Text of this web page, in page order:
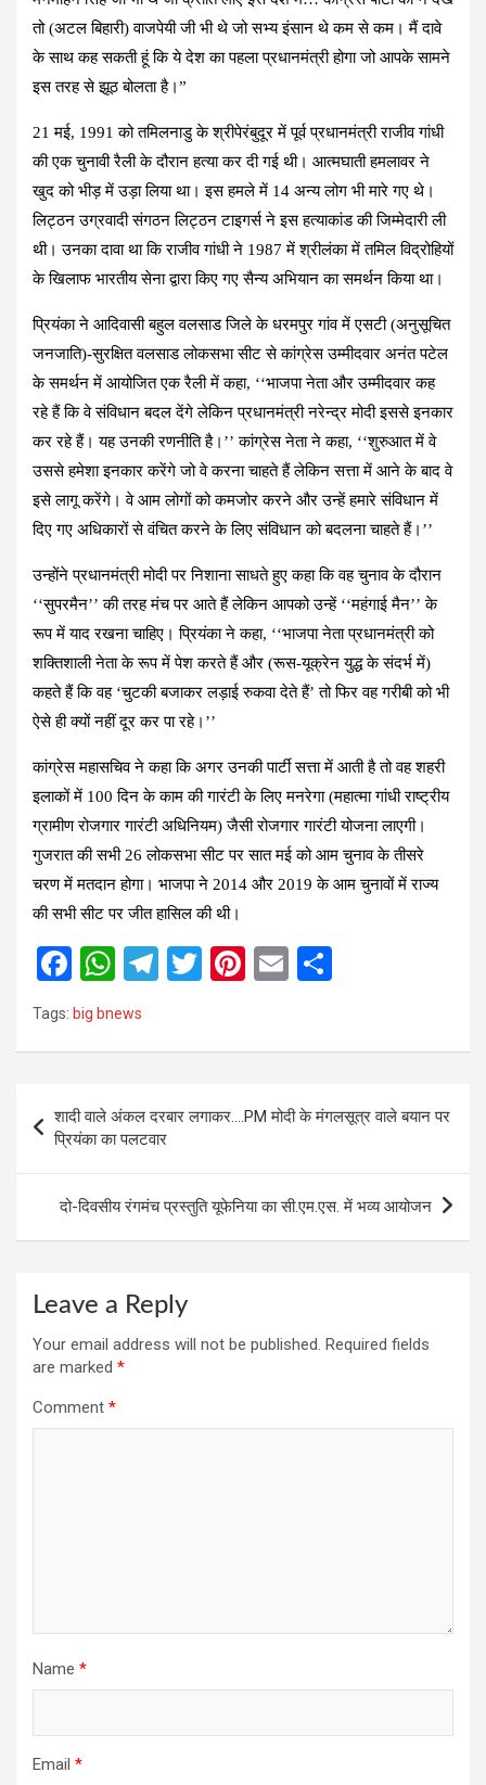
तो (अटल बिहारी) वाजपेयी जी भी थे जो सभ्य इंसान थे कम से कम। मैं दावे
के साथ कह सकती हूं कि ये देश का पहला प्रधानमंत्री होगा जो आपके सामने
इस तरह से झूठ बोलता है।”
21 मई, 1991 को तमिलनाडु के श्रीपेरंबुदूर में पूर्व प्रधानमंत्री राजीव गांधी
की एक चुनावी रैली के दौरान हत्या कर दी गई थी। आत्मघाती हमलावर ने
खुद को भीड़ में उड़ा लिया था। इस हमले में 14 अन्य लोग भी मारे गए थे।
लिट्ठन उग्रवादी संगठन लिट्ठन टाइगर्स ने इस हत्याकांड की जिम्मेदारी ली
थी। उनका दावा था कि राजीव गांधी ने 1987 में श्रीलंका में तमिल विद्रोहियों
के खिलाफ भारतीय सेना द्वारा किए गए सैन्य अभियान का समर्थन किया था।
प्रियंका ने आदिवासी बहुल वलसाड जिले के धरमपुर गांव में एसटी (अनुसूचित
जनजाति)-सुरक्षित वलसाड लोकसभा सीट से कांग्रेस उम्मीदवार अनंत पटेल
के समर्थन में आयोजित एक रैली में कहा, ‘‘भाजपा नेता और उम्मीदवार कह
रहे हैं कि वे संविधान बदल देंगे लेकिन प्रधानमंत्री नरेन्द्र मोदी इससे इनकार
कर रहे हैं। यह उनकी रणनीति है।’’ कांग्रेस नेता ने कहा, ‘‘शुरुआत में वे
उससे हमेशा इनकार करेंगे जो वे करना चाहते हैं लेकिन सत्ता में आने के बाद वे
इसे लागू करेंगे। वे आम लोगों को कमजोर करने और उन्हें हमारे संविधान में
दिए गए अधिकारों से वंचित करने के लिए संविधान को बदलना चाहते हैं।’’
उन्होंने प्रधानमंत्री मोदी पर निशाना साधते हुए कहा कि वह चुनाव के दौरान
‘‘सुपरमैन’’ की तरह मंच पर आते हैं लेकिन आपको उन्हें ‘‘महंगाई मैन’’ के
रूप में याद रखना चाहिए। प्रियंका ने कहा, ‘‘भाजपा नेता प्रधानमंत्री को
शक्तिशाली नेता के रूप में पेश करते हैं और (रूस-यूक्रेन युद्ध के संदर्भ में)
कहते हैं कि वह ‘चुटकी बजाकर लड़ाई रुकवा देते हैं’ तो फिर वह गरीबी को भी
ऐसे ही क्यों नहीं दूर कर पा रहे।’’
कांग्रेस महासचिव ने कहा कि अगर उनकी पार्टी सत्ता में आती है तो वह शहरी
इलाकों में 100 दिन के काम की गारंटी के लिए मनरेगा (महात्मा गांधी राष्ट्रीय
ग्रामीण रोजगार गारंटी अधिनियम) जैसी रोजगार गारंटी योजना लाएगी।
गुजरात की सभी 26 लोकसभा सीट पर सात मई को आम चुनाव के तीसरे
चरण में मतदान होगा। भाजपा ने 2014 और 2019 के आम चुनावों में राज्य
की सभी सीट पर जीत हासिल की थी।
F
a
ce
o
o
k
W
at
A
p
p
T
a
m
T
Pi
t
E
Tags: big bnews
navigation
शादी वाले अंकल दरबार लगाकर….PM मोदी के मंगलसूत्र वाले बयान पर
प्रियंका का पलटवार
दो-दिवसीय रंगमंच प्रस्तुति यूफेनिया का सी.एम.एस. में भव्य आयोजन
Leave a Reply
Your email address will not be published. Required fields
are marked *
Comment *
Name *
Email *